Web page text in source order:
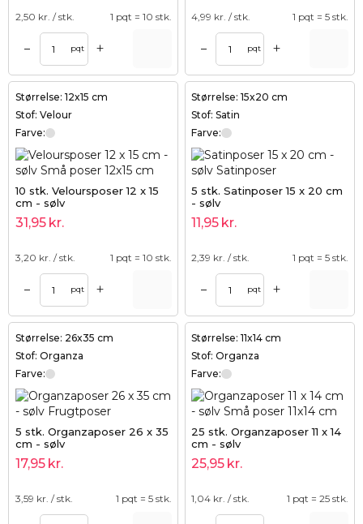
2,50 kr. / stk. 1 pqt = 10 stk.
– pqt +
4,99 kr. / stk. 1 pqt = 5 stk.
– pqt +
Størrelse: 12x15 cm
Stof: Velour
Farve:
10 stk. Veloursposer 12 x 15
cm - sølv
31,95 kr.
3,20 kr. / stk. 1 pqt = 10 stk.
– pqt +
Størrelse: 15x20 cm
Stof: Satin
Farve:
5 stk. Satinposer 15 x 20 cm
- sølv
11,95 kr.
2,39 kr. / stk. 1 pqt = 5 stk.
– pqt +
Størrelse: 26x35 cm
Stof: Organza
Farve:
5 stk. Organzaposer 26 x 35
cm - sølv
17,95 kr.
3,59 kr. / stk. 1 pqt = 5 stk.
Størrelse: 11x14 cm
Stof: Organza
Farve:
25 stk. Organzaposer 11 x 14
cm - sølv
25,95 kr.
1,04 kr. / stk. 1 pqt = 25 stk.